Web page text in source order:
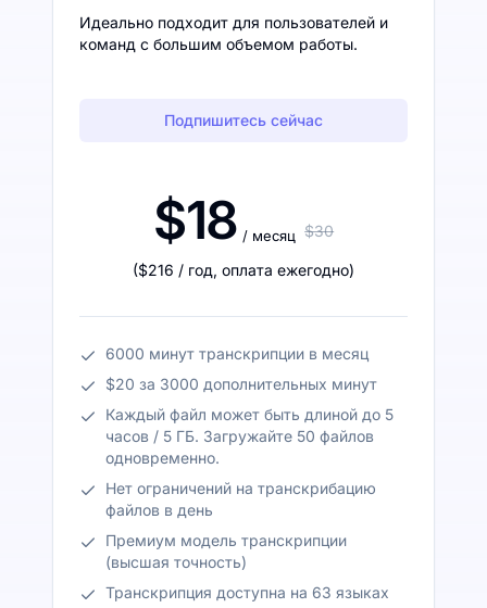
Идеально подходит для пользователей и
команд с большим объемом работы.
Подпишитесь сейчас
$18 / месяц $30
($216 / год, оплата ежегодно)
6000 минут транскрипции в месяц
$20 за 3000 дополнительных минут
Каждый файл может быть длиной до 5
часов / 5 ГБ. Загружайте 50 файлов
одновременно.
Нет ограничений на транскрибацию
файлов в день
Премиум модель транскрипции
(высшая точность)
Транскрипция доступна на 63 языках